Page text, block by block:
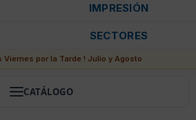
IMPRESIÓN
SECTORES
Viernes por la Tarde ! Julio y Agosto
CATÁLOGO